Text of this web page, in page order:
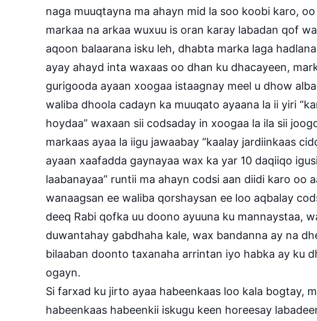
naga muuqtayna ma ahayn mid la soo koobi karo,
markaa na arkaa wuxuu is oran karay labadan qof
aqoon balaarana isku leh, dhabta marka laga
ayay ahayd inta waxaas oo dhan ku dhacayeen,
gurigooda ayaan xoogaa istaagnay meel u dhow
waliba dhoola cadayn ka muuqato ayaana la ii yiri
hoydaa” waxaan sii codsaday in xoogaa la ila sii
markaas ayaa la iigu jawaabay “kaalay jardiinkaas
ayaan xaafadda gaynayaa wax ka yar 10 daqiiqo
laabanayaa” runtii ma ahayn codsi aan diidi karo oo
wanaagsan ee waliba qorshaysan ee loo aqbalay
deeq Rabi qofka uu doono ayuuna ku mannaystaa,
duwantahay gabdhaha kale, wax bandanna ay na
bilaaban doonto taxanaha arrintan iyo habka ay ku
ogayn.
Si farxad ku jirto ayaa habeenkaas loo kala bogtay,
habeenkaas habeenkii iskugu keen horeesay